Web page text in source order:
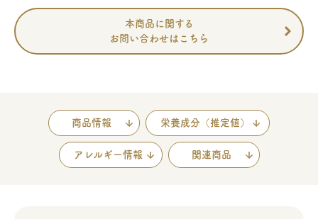
本商品に関する
お問い合わせはこちら
商品情報 栄養成分（推定値）
アレルギー情報 関連商品